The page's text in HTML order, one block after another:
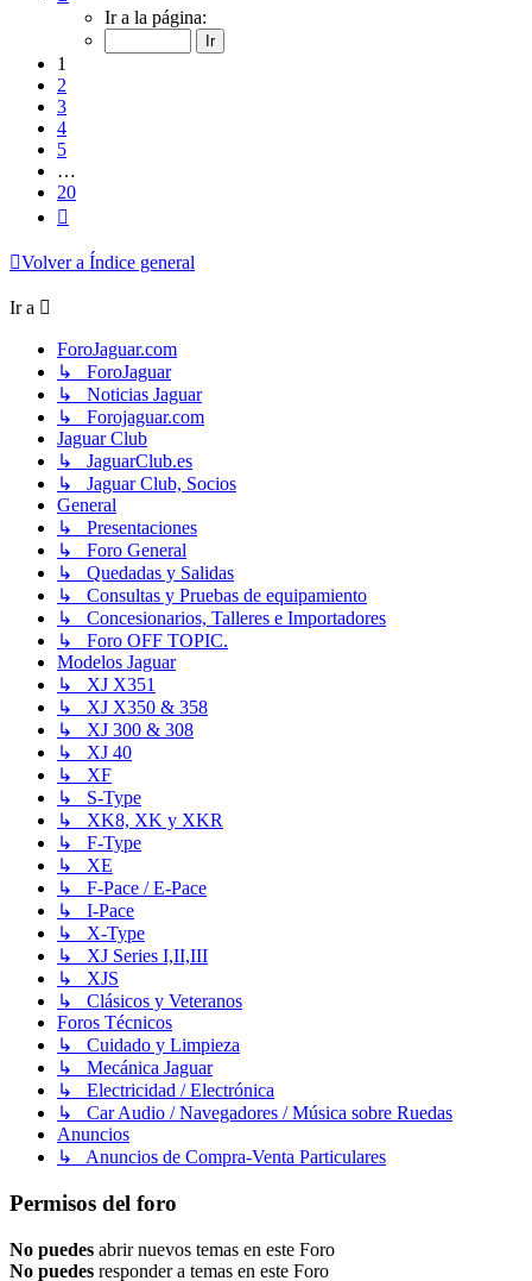
Ir a la página:
1
2
3
4
5
…
20
Volver a Índice general
Ir a
ForoJaguar.com
↳ ForoJaguar
↳ Noticias Jaguar
↳ Forojaguar.com
Jaguar Club
↳ JaguarClub.es
↳ Jaguar Club, Socios
General
↳ Presentaciones
↳ Foro General
↳ Quedadas y Salidas
↳ Consultas y Pruebas de equipamiento
↳ Concesionarios, Talleres e Importadores
↳ Foro OFF TOPIC.
Modelos Jaguar
↳ XJ X351
↳ XJ X350 & 358
↳ XJ 300 & 308
↳ XJ 40
↳ XF
↳ S-Type
↳ XK8, XK y XKR
↳ F-Type
↳ XE
↳ F-Pace / E-Pace
↳ I-Pace
↳ X-Type
↳ XJ Series I,II,III
↳ XJS
↳ Clásicos y Veteranos
Foros Técnicos
↳ Cuidado y Limpieza
↳ Mecánica Jaguar
↳ Electricidad / Electrónica
↳ Car Audio / Navegadores / Música sobre Ruedas
Anuncios
↳ Anuncios de Compra-Venta Particulares
Permisos del foro
No puedes abrir nuevos temas en este Foro
No puedes responder a temas en este Foro